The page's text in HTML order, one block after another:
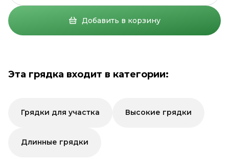
Добавить в корзину
Эта грядка входит в категории:
Грядки для участка Высокие грядки
Длинные грядки